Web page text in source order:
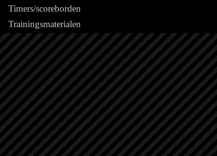
Timers/scoreborden
Trainingsmaterialen